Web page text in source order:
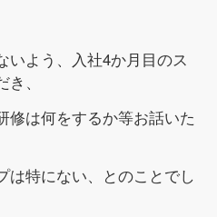
いよう、入社4か月目のス
、
修は何をするか等お話いた
は特にない、とのことでし